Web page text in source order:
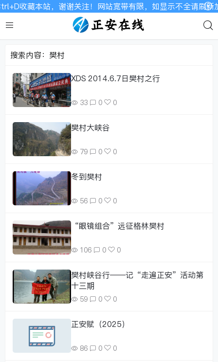
收藏本站，谢谢关注！网站宽带有限，如显示不全请刷新加
搜索内容：樊村
XDS 2014.6.7日樊村之行
33 0 0
樊村大峡谷
79 0 0
冬到樊村
56 0 0
“眼镜组合”远征格林樊村
106 0 0
樊村峡谷行——记“走遍正安”活动第
十三期
59 0 0
正安赋（2025）
86 0 0